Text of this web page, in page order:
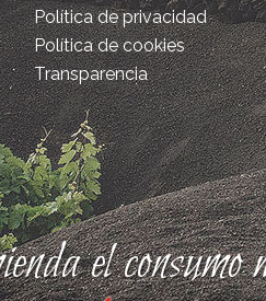
Política de privacidad
Política de cookies
Transparencia
el consumo